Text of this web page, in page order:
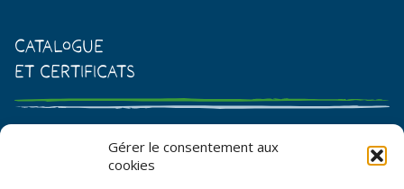
Gérer le consentement aux
cookies
Catalogue
et certificats
Catalogue de graines et semences